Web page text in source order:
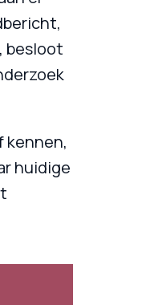
besloot
kennen,
huidige